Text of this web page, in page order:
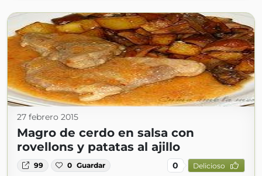
27 febrero 2015
Magro de cerdo en salsa con
rovellons y patatas al ajillo
99 0 Guardar 0 Delicioso